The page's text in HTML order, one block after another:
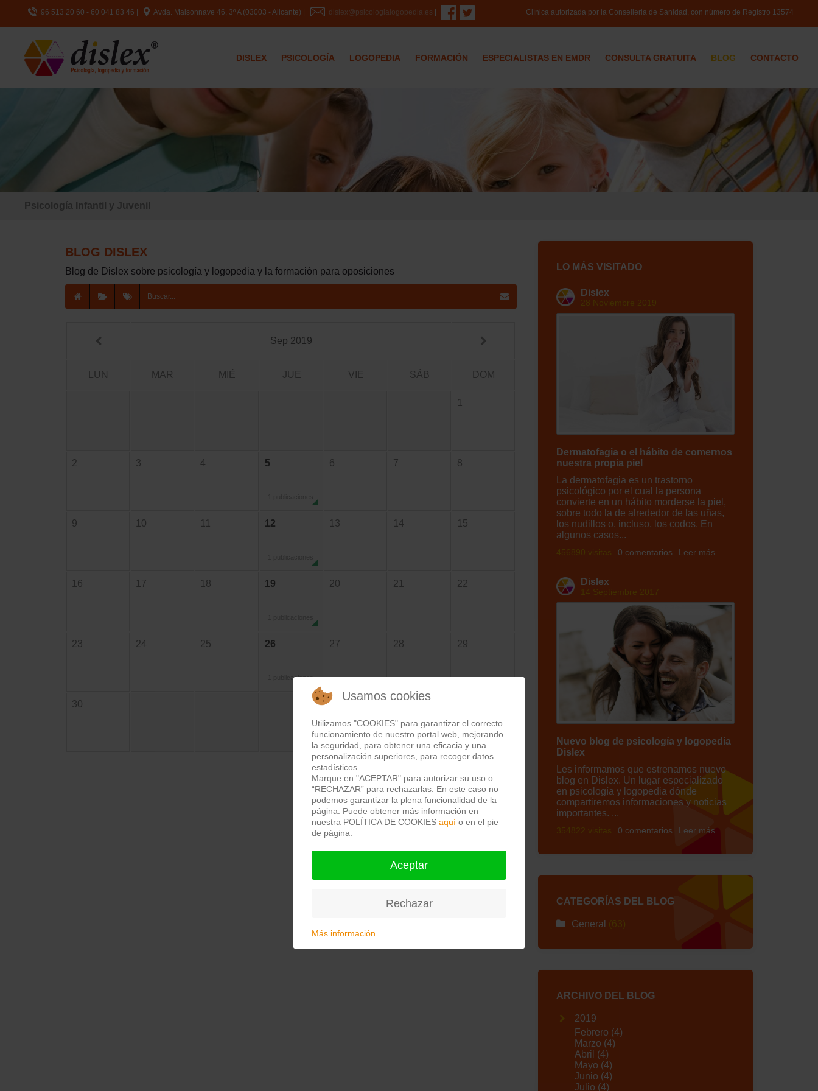
96 513 20 60 - 60 041 83 46 Avda. Maisonnave 46, 3º A (03003 - Alicante) | dislex@psicologialogopedia.es Clínica autorizada por la Conselleria de Sanidad, con número de Registro 13574
DISLEX PSICOLOGÍA LOGOPEDIA FORMACIÓN ESPECIALISTAS EN EMDR CONSULTA GRATUITA BLOG CONTACTO
Psicología Infantil y Juvenil
BLOG DISLEX
Blog de Dislex sobre psicología y logopedia y la formación para oposiciones
Sep 2019
LUN MAR MIÉ JUE VIE SÁB DOM
1
2 3 4 5 6 7 8
9 10 11 12 13 14 15
16 17 18 19 20 21 22
23 24 25 26
1 publicaciones
27 28 29
30
LO MÁS VISITADO
Dislex
28 Noviembre 2019
Dermatofagia o el hábito de comernos
nuestra propia piel
La dermatofagia es un trastorno
psicológico por el cual la persona
convierte en un hábito morderse la piel,
sobre todo la de alrededor de las uñas,
los nudillos o, incluso, los codos. En
algunos casos...
456890 visitas 0 comentarios Leer más
Dislex
14 Septiembre 2017
Nuevo blog de psicología y logopedia
Dislex
Les informamos que estrenamos nuevo
blog en Dislex. Un lugar especializado
en psicología y logopedia dónde
compartiremos informaciones y noticias
importantes. ...
354822 visitas 0 comentarios Leer más
CATEGORÍAS DEL BLOG
General (63)
ARCHIVO DEL BLOG
2019
Febrero (4)
Marzo (4)
Abril (4)
Mayo (4)
Junio (4)
Julio (4)
Usamos cookies
Utilizamos "COOKIES" para garantizar el correcto
funcionamiento de nuestro portal web, mejorando
la seguridad, para obtener una eficacia y una
personalización superiores, para recoger datos
estadísticos.
Marque en "ACEPTAR" para autorizar su uso o
“RECHAZAR” para rechazarlas. En este caso no
podemos garantizar la plena funcionalidad de la
página. Puede obtener más información en
nuestra POLÍTICA DE COOKIES aquí o en el pie
de página.
Aceptar
Rechazar
Más información